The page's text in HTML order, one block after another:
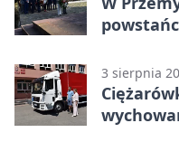
3 sierpnia